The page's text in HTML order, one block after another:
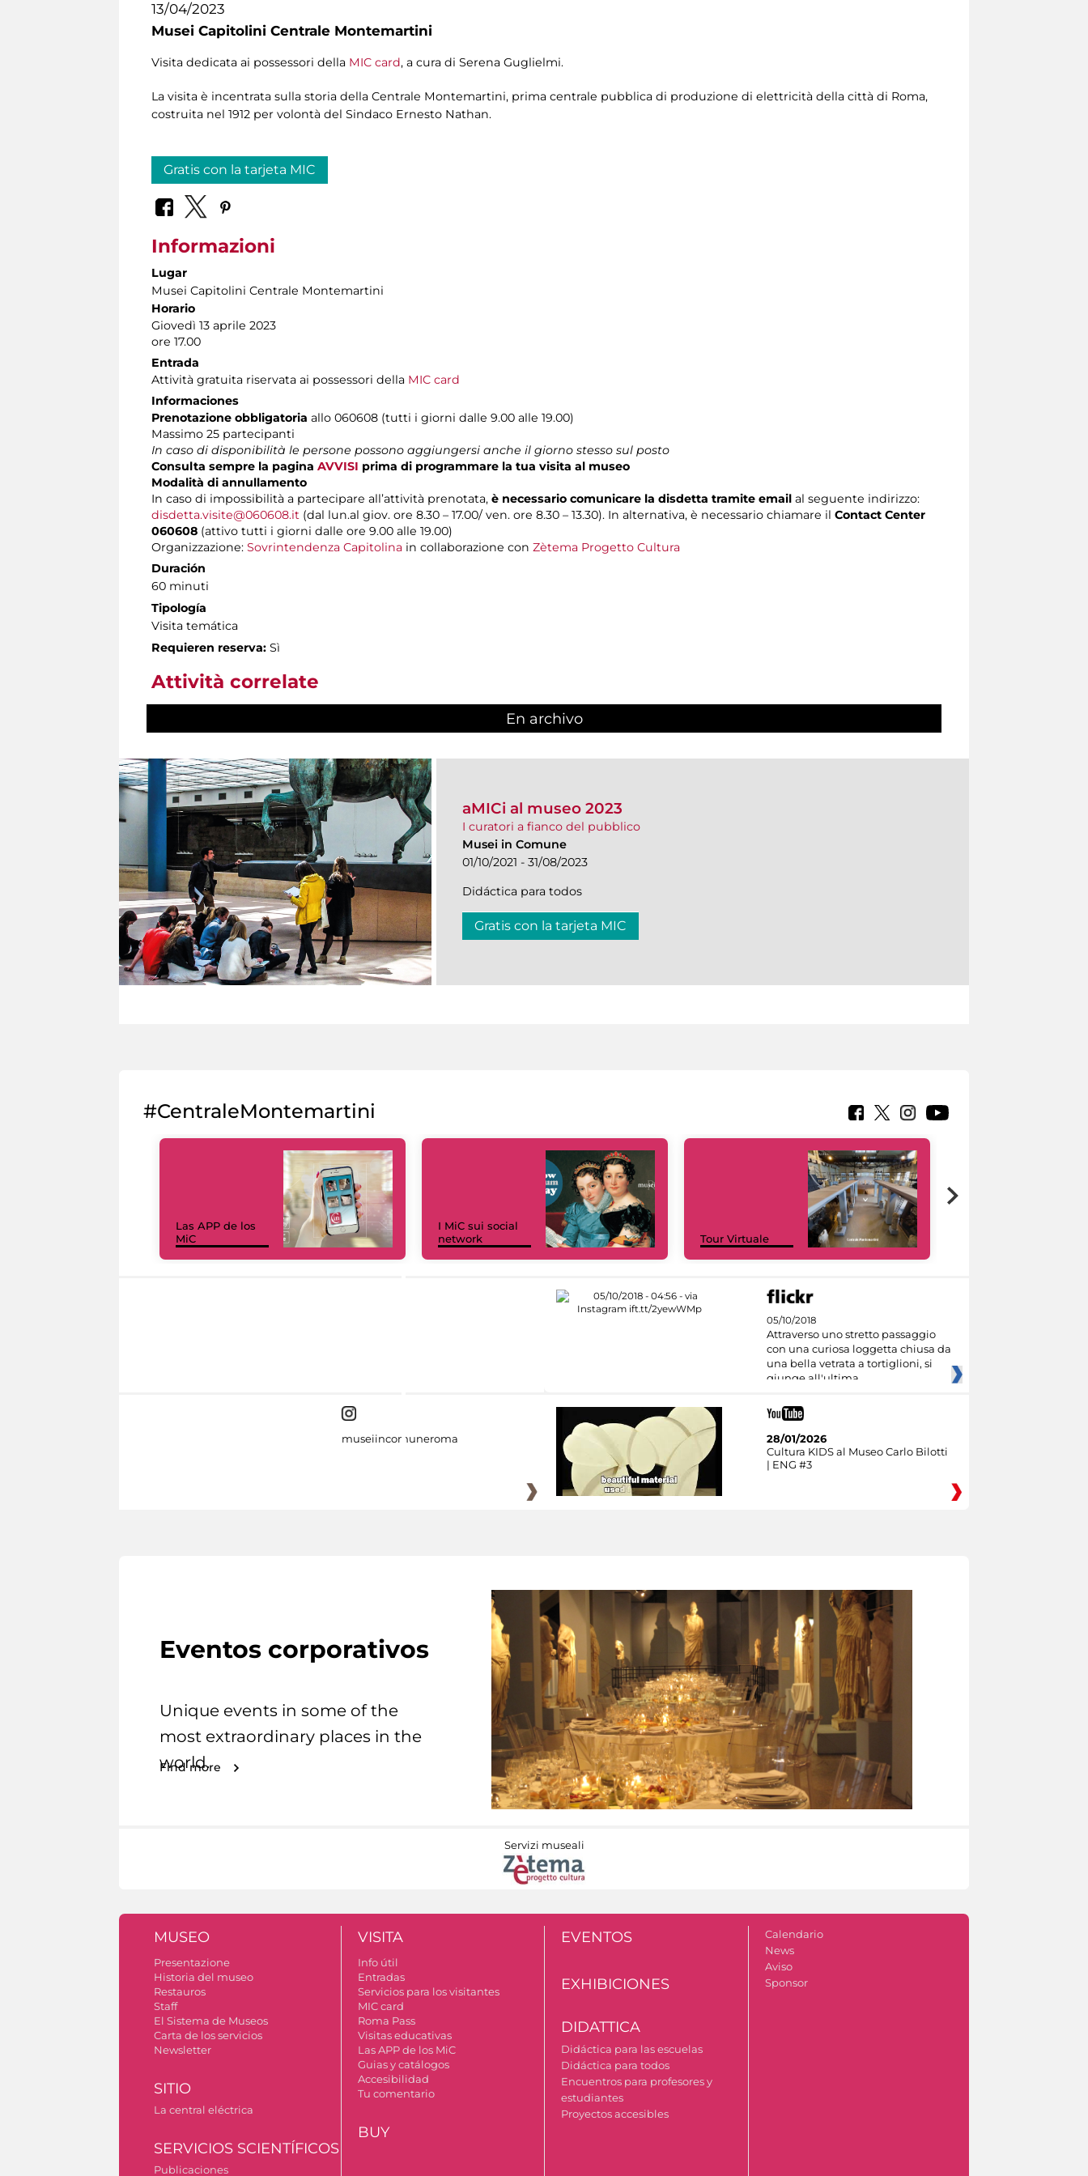
13/04/2023
Musei Capitolini Centrale Montemartini
Visita dedicata ai possessori della MIC card, a cura di Serena Guglielmi.
La visita è incentrata sulla storia della Centrale Montemartini, prima centrale pubblica di produzione di elettricità della città di Roma,
costruita nel 1912 per volontà del Sindaco Ernesto Nathan.
Gratis con la tarjeta MIC
Informazioni
Lugar
Musei Capitolini Centrale Montemartini
Horario
Giovedì 13 aprile 2023
ore 17.00
Entrada
Attività gratuita riservata ai possessori della MIC card
Informaciones
Prenotazione obbligatoria allo 060608 (tutti i giorni dalle 9.00 alle 19.00)
Massimo 25 partecipanti
In caso di disponibilità le persone possono aggiungersi anche il giorno stesso sul posto
Consulta sempre la pagina AVVISI prima di programmare la tua visita al museo
Modalità di annullamento
In caso di impossibilità a partecipare all’attività prenotata, è necessario comunicare la disdetta tramite email al seguente indirizzo:
disdetta.visite@060608.it (dal lun.al giov. ore 8.30 – 17.00/ ven. ore 8.30 – 13.30). In alternativa, è necessario chiamare il Contact Center
060608 (attivo tutti i giorni dalle ore 9.00 alle 19.00)
Organizzazione: Sovrintendenza Capitolina in collaborazione con Zètema Progetto Cultura
Duración
60 minuti
Tipología
Visita temática
Requieren reserva: Sì
Attività correlate
En archivo
aMICi al museo 2023
I curatori a fianco del pubblico
Musei in Comune
01/10/2021 - 31/08/2023
Didáctica para todos
Gratis con la tarjeta MIC
#CentraleMontemartini
Las APP de los
MiC
I MiC sui social
network
Tour Virtuale
05/10/2018
Attraverso uno stretto passaggio
con una curiosa loggetta chiusa da
una bella vetrata a tortiglioni, si
giunge all'ultima
museiincomuneroma
28/01/2026
Cultura KIDS al Museo Carlo Bilotti
| ENG #3
Eventos corporativos
Unique events in some of the
most extraordinary places in the
world.
Find more
Servizi museali
MUSEO
Presentazione
Historia del museo
Restauros
Staff
El Sistema de Museos
Carta de los servicios
Newsletter
SITIO
La central eléctrica
SERVICIOS SCIENTÍFICOS
Publicaciones
VISITA
Info útil
Entradas
Servicios para los visitantes
MIC card
Roma Pass
Visitas educativas
Las APP de los MiC
Guias y catálogos
Accesibilidad
Tu comentario
BUY
EVENTOS
EXHIBICIONES
DIDATTICA
Didáctica para las escuelas
Didáctica para todos
Encuentros para profesores y
estudiantes
Proyectos accesibles
Calendario
News
Aviso
Sponsor